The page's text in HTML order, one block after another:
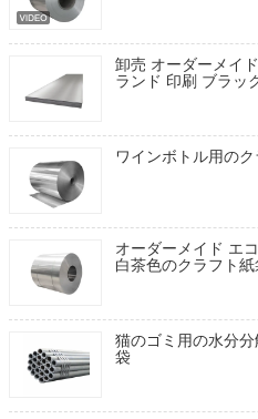
卸売 オーダーメイ
ランド 印刷 ブラッ
ワインボトル用の
オーダーメイド エ
白茶色のクラフト
猫のゴミ用の水分
袋